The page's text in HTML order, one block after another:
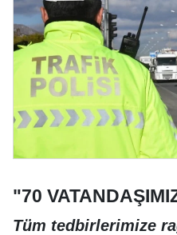
"70
Tüm tedbirlerimize